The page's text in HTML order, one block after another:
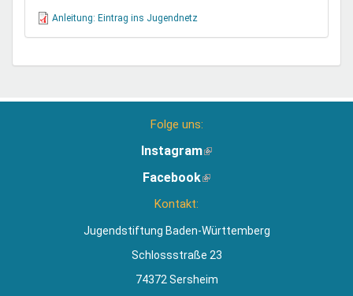
Anleitung: Eintrag ins Jugendnetz
Folge uns:
Instagram(Link
extern)
Facebook(Link
Kontakt:
Jugendstiftung Baden-Württemberg
Schlossstraße 23
74372 Sersheim